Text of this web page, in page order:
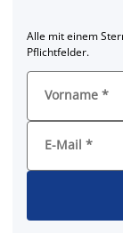
Alle mit einem
Pflichtfelder.
Vorname *
E-Mail *